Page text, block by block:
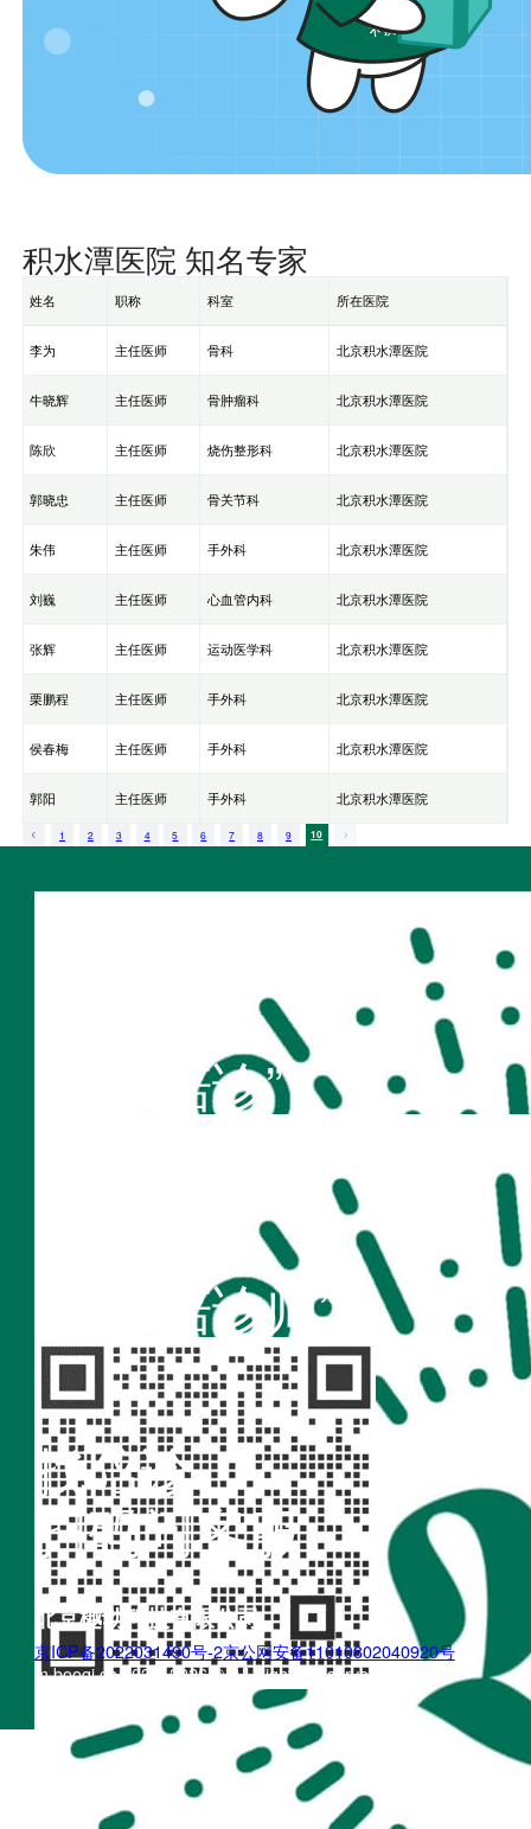
积水潭医院 知名专家
姓名 职称 科室 所在医院
李为 主任医师 骨科 北京积水潭医院
牛晓辉 主任医师 骨肿瘤科 北京积水潭医院
陈欣 主任医师 烧伤整形科 北京积水潭医院
郭晓忠 主任医师 骨关节科 北京积水潭医院
朱伟 主任医师 手外科 北京积水潭医院
刘巍 主任医师 心血管内科 北京积水潭医院
张辉 主任医师 运动医学科 北京积水潭医院
栗鹏程 主任医师 手外科 北京积水潭医院
侯春梅 主任医师 手外科 北京积水潭医院
郭阳 主任医师 手外科 北京积水潭医院
1 2 3 4 5 6 7 8 9 10
“不疾陪诊”
“不疾陪诊师”
找陪诊
扫码问客服
北京樾动科技有限公司
京ICP备2022031490号-2京公网安备11010802040920号
m.boogi.cn 2022~2026 © All Rights Reserved